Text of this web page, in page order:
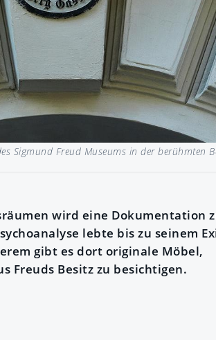
Sigmund Freud Museums in der berühmten
wird eine Dokumentation
lebte bis zu seinem
gibt es dort originale Möbel,
Freuds Besitz zu besichtigen.